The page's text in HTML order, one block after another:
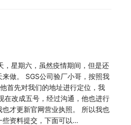
星期六，虽然疫情期间，但是还
做。 SGS公司验厂小哥，按照我
首先对我们的地址进行定位，我
在改成五号，经过沟通，他也进行
才更新官网营业执照。 所以我也
些资料提交，下面可以…